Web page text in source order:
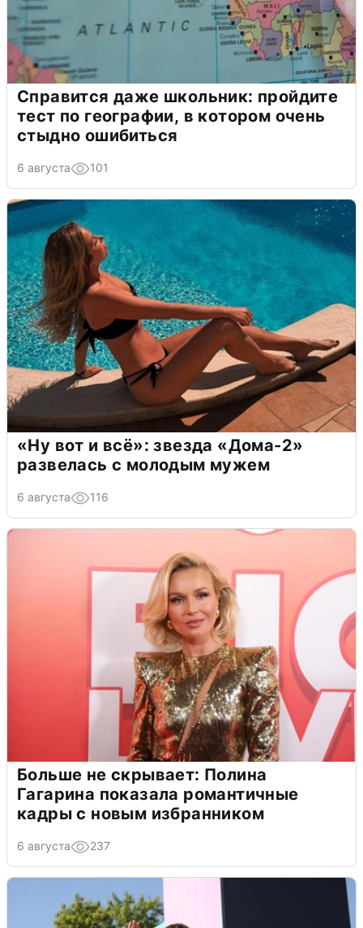
Справится даже школьник: пройдите
тест по географии, в котором очень
стыдно ошибиться
6 августа 101
«Ну вот и всё»: звезда «Дома-2»
развелась с молодым мужем
6 августа 116
Больше не скрывает: Полина
Гагарина показала романтичные
кадры с новым избранником
6 августа 237